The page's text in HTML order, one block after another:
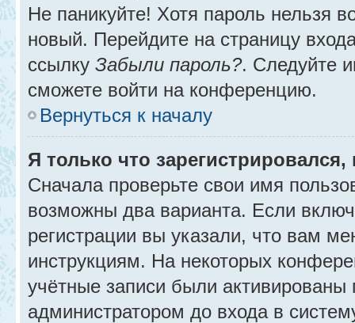
Не паникуйте! Хотя пароль нельзя
новый. Перейдите на страницу
ссылку Забыли пароль?. Следуйте
сможете войти на конференцию.
Вернуться к началу
Я только что
Сначала проверьте свои имя
возможны два варианта. Если
регистрации вы указали, что вам
инструкциям. На некоторых
учётные записи были активированы
администратором до входа в